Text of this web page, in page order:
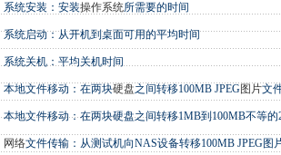
系统安装：安装操作系统所需要的时间
系统启动：从开机到桌面可用的平均时间
系统关机：平均关机时间
本地文件移动：在两块硬盘之间转移100MB JPEG图片文
本地文件移动：在两块硬盘之间转移1MB到100MB不等的
网络文件传输：从测试机向NAS设备转移100MB JPEG图